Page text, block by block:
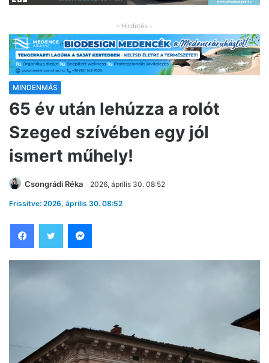
- Hirdetés -
MINDENMÁS
65 év után lehúzza a rolót
Szeged szívében egy jól
ismert műhely!
Csongrádi Réka 2026, április 30. 08:52
Frissítve: 2026, április 30. 08:52